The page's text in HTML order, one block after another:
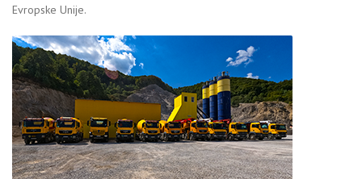
Evropske Unije.